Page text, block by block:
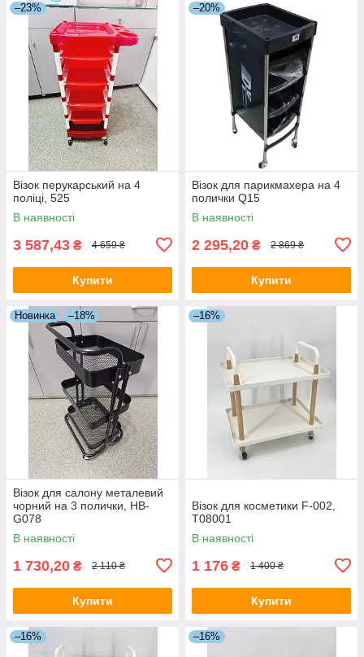
–23%
Візок перукарський на 4
поліці, 525
В наявності
3 587,43 ₴ 4 659 ₴
Купити
–20%
Візок для парикмахера на 4
полички Q15
В наявності
2 295,20 ₴ 2 869 ₴
Купити
Новинка –18%
Візок для салону металевий
чорний на 3 полички, HB-
G078
В наявності
1 730,20 ₴ 2 110 ₴
Купити
–16%
Візок для косметики F-002,
Т08001
В наявності
1 176 ₴ 1 400 ₴
Купити
–16% –16%